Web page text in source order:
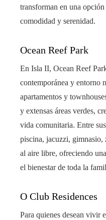
transforman en una
comodidad y serenidad.
Ocean Reef Park
En Isla II, Ocean Reef
contemporánea y entorno
apartamentos y
y extensas áreas verdes,
vida comunitaria. Entre
piscina, jacuzzi, gimnasio,
al aire libre, ofreciendo
el bienestar de toda la
O Club Residences
Para quienes desean vivir